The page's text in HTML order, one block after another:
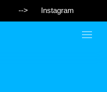
--> Instagram